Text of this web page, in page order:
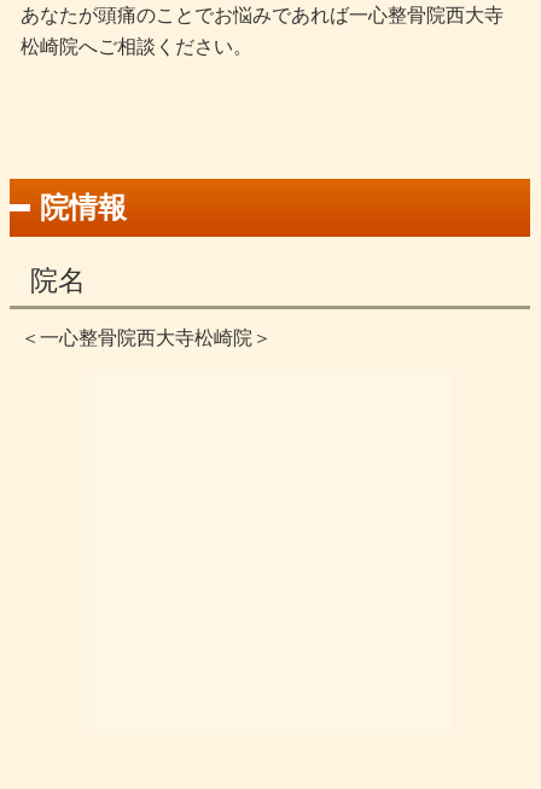
あなたが頭痛のことでお悩みであれば一心整骨院西大寺
松崎院へご相談ください。
院情報
院名
＜一心整骨院西大寺松崎院＞